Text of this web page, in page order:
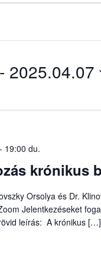
- 2025.04.07
krónikus
- 19:00 du.
Orsolya és Dr.
Jelentkezéseket
leírás: A krónikus […]